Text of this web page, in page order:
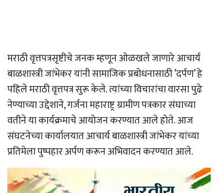
मराठी वृत्तपत्रसृष्टीचे जनक म्हणून ओळखले जाणारे आचार्य
बाळशास्त्री जांभेकर यांनी सामाजिक प्रबोधनासाठी ’दर्पण’ हे
पहिले मराठी वृत्तपत्र सुरू केले. त्यांच्या विचारांचा वारसा पुढे
नेण्याच्या उद्देशाने, गर्जना महाराष्ट्र ग्रामीण पत्रकार संघाच्या
वतीने या कार्यक्रमाचे आयोजन करण्यात आले होते. आज
संघटनेच्या कार्यालयात आचार्य बाळशास्त्री जांभेकर यांच्या
प्रतिमेला पुष्पहार अर्पण करून अभिवादन करण्यात आले.